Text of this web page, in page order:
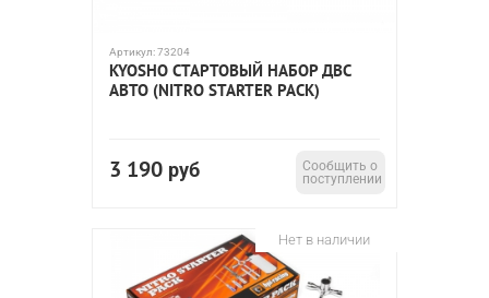
Артикул:73204
KYOSHO СТАРТОВЫЙ НАБОР ДВС
АВТО (NITRO STARTER PACK)
3 190 руб
Сообщить о
поступлении
Нет в наличии